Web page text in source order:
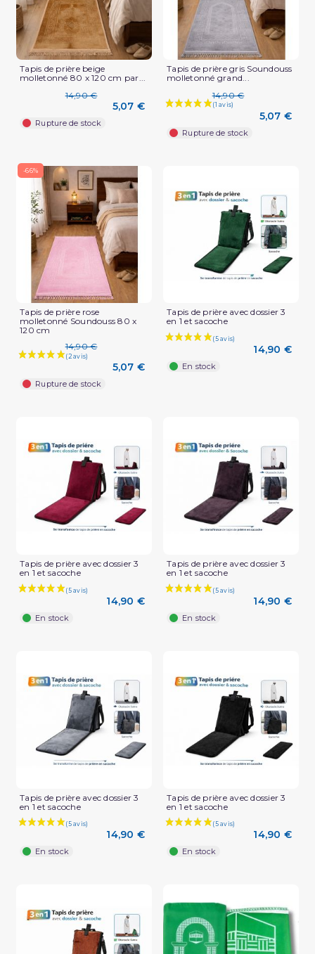
(1 avis)
(1 avis)
Tapis de prière beige
molletonné 80 x 120 cm par...
14,90 €
5,07 €
Rupture de stock
Tapis de prière gris Soundouss
molletonné grand...
14,90 €
5,07 €
Rupture de stock
-66%
Tapis de prière rose
molletonné Soundouss 80 x
120 cm
14,90 €
5,07 €
Rupture de stock
Tapis de prière avec dossier 3
en 1 et sacoche
14,90 €
En stock
Tapis de prière avec dossier 3
en 1 et sacoche
14,90 €
En stock
Tapis de prière avec dossier 3
en 1 et sacoche
14,90 €
En stock
Tapis de prière avec dossier 3
en 1 et sacoche
14,90 €
En stock
Tapis de prière avec dossier 3
en 1 et sacoche
14,90 €
En stock